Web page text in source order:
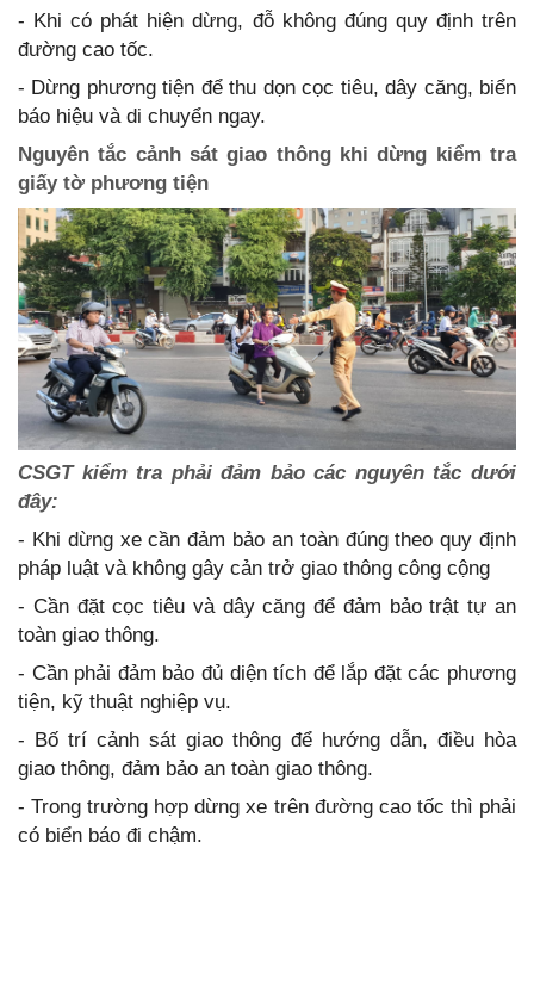
- Khi có phát hiện dừng, đỗ không đúng quy định trên
đường cao tốc.
- Dừng phương tiện để thu dọn cọc tiêu, dây căng, biển
báo hiệu và di chuyển ngay.
Nguyên tắc cảnh sát giao thông khi dừng kiểm tra
giấy tờ phương tiện
CSGT kiểm tra phải đảm bảo các nguyên tắc dưới
đây:
- Khi dừng xe cần đảm bảo an toàn đúng theo quy định
pháp luật và không gây cản trở giao thông công cộng
- Cần đặt cọc tiêu và dây căng để đảm bảo trật tự an
toàn giao thông.
- Cần phải đảm bảo đủ diện tích để lắp đặt các phương
tiện, kỹ thuật nghiệp vụ.
- Bố trí cảnh sát giao thông để hướng dẫn, điều hòa
giao thông, đảm bảo an toàn giao thông.
- Trong trường hợp dừng xe trên đường cao tốc thì phải
có biển báo đi chậm.